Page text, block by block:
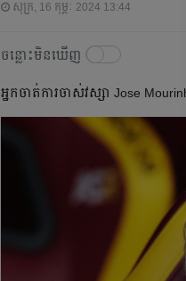
សុក្រ, 16 កុម្ភៈ 2024 13:44
ចន្លោះមិនឃើញ
អ្នក​ចាត់​ការ​ចាស់​វស្សា Jose